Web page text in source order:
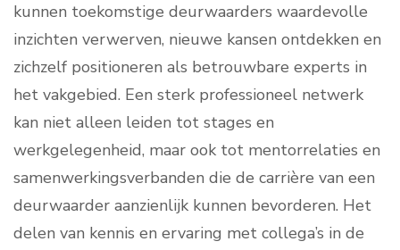
kunnen toekomstige deurwaarders waardevolle
inzichten verwerven, nieuwe kansen ontdekken en
zichzelf positioneren als betrouwbare experts in
het vakgebied. Een sterk professioneel netwerk
kan niet alleen leiden tot stages en
werkgelegenheid, maar ook tot mentorrelaties en
samenwerkingsverbanden die de carrière van een
deurwaarder aanzienlijk kunnen bevorderen. Het
delen van kennis en ervaring met collega’s in de